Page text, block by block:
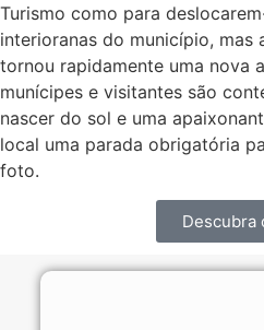
Turismo como para
interioranas do município, mas
tornou rapidamente uma nova
munícipes e visitantes são
nascer do sol e uma
local uma parada obrigatória
foto.
Descubra